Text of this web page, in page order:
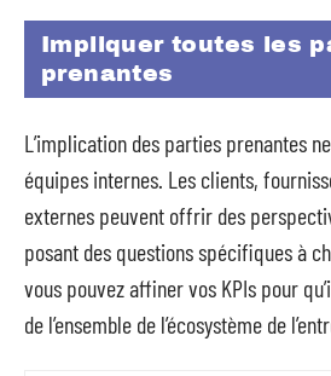
Impliquer toutes les
prenantes
L’implication des parties prenantes
équipes internes. Les clients,
externes peuvent offrir des
posant des questions spécifiques à
vous pouvez affiner vos KPIs pour
de l’ensemble de l’écosystème de